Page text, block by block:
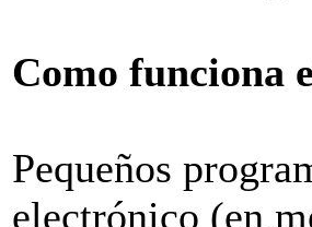
Como funciona
Pequeños
electrónico (en